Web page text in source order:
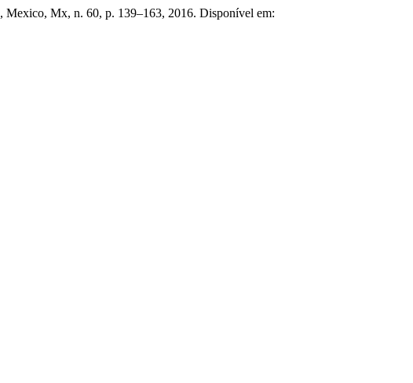
, Mexico, Mx, n. 60, p. 139–163, 2016. Disponível em: